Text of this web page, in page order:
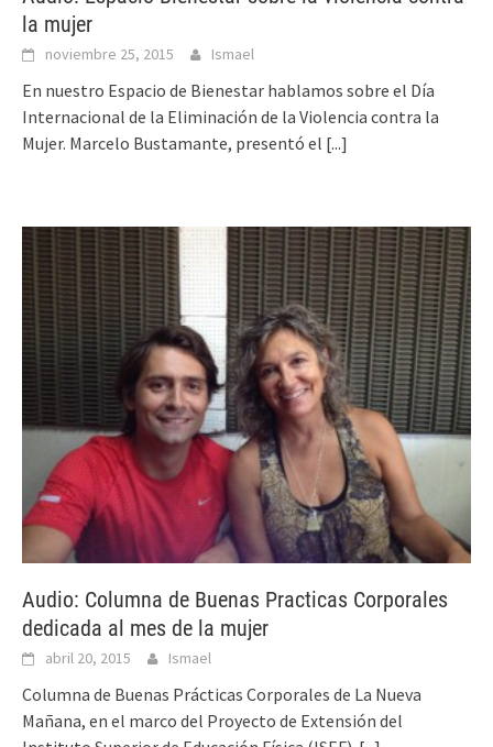
la mujer
noviembre 25, 2015 Ismael
En nuestro Espacio de Bienestar hablamos sobre el Día
Internacional de la Eliminación de la Violencia contra la
Mujer. Marcelo Bustamante, presentó el [...]
Audio: Columna de Buenas Practicas Corporales
dedicada al mes de la mujer
abril 20, 2015 Ismael
Columna de Buenas Prácticas Corporales de La Nueva
Mañana, en el marco del Proyecto de Extensión del